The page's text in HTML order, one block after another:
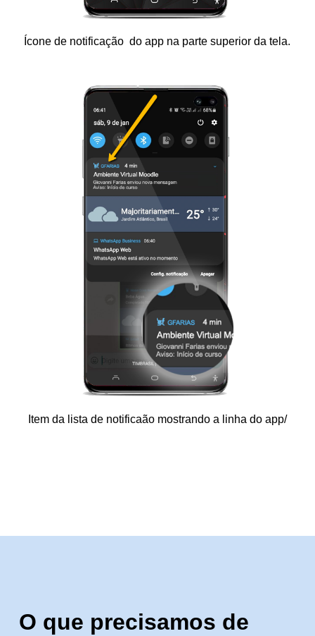
Ícone de notificação do app na parte superior da tela.
Item da lista de notificaão mostrando a linha do app/
O que precisamos de